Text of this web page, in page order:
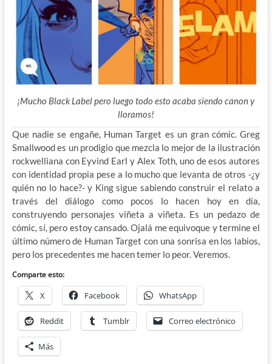
¡Mucho Black Label pero luego todo esto acaba siendo canon y
lloramos!
Que nadie se engañe, Human Target es un gran cómic. Greg
Smallwood es un prodigio que mezcla lo mejor de la ilustración
rockwelliana con Eyvind Earl y Alex Toth, uno de esos autores
con identidad propia pese a lo mucho que levanta de otros -¿y
quién no lo hace?- y King sigue sabiendo construir el relato a
través del diálogo como pocos lo hacen hoy en día,
construyendo personajes viñeta a viñeta. Es un pedazo de
cómic, sí, pero estoy cansado. Ojalá me equivoque y termine el
último número de Human Target con una sonrisa en los labios,
pero los precedentes me hacen temer lo peor. Veremos.
Comparte esto:
X Facebook WhatsApp
Reddit Tumblr Correo electrónico
Más